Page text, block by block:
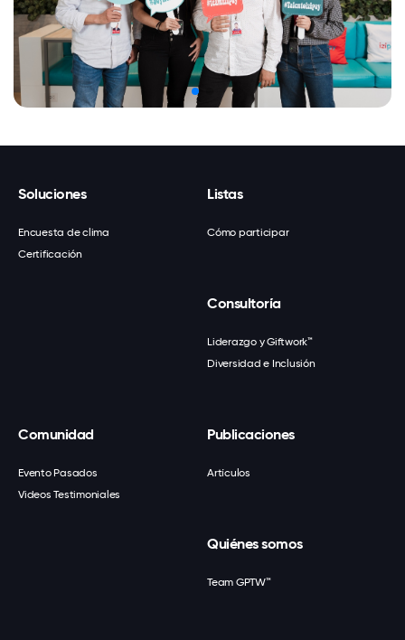
Soluciones
Encuesta de clima
Certificación
Listas
Cómo participar
Consultoría
Liderazgo y Giftwork™
Diversidad e Inclusión
Comunidad
Evento Pasados
Videos Testimoniales
Publicaciones
Artículos
Quiénes somos
Team GPTW™